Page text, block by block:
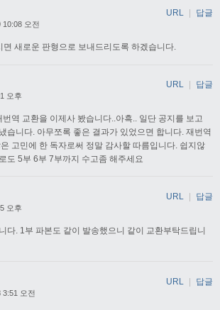
10:08 오전
면 새로운 판형으로 보내드리도록 하겠습니다.
URL 답글
오후
역 교환을 이제사 봤습니다..아흑.. 일단 공지를 보고
습니다. 아무쪼록 좋은 결과가 있었으면 합니다. 재번역
고민에 한 독자로써 정말 감사할 따름입니다. 쉽지않
도 5부 6부 7부까지 수고좀 해주세요
URL 답글
오후
다. 1부 파본도 같이 발송했으니 같이 교환부탁드립니
URL | 답글
3:51 오전
URL | 답글